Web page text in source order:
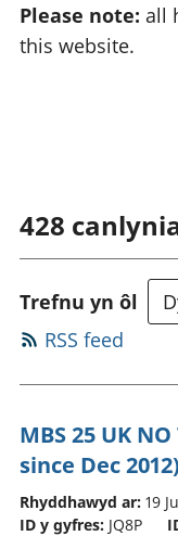
Please note: all
this website.
428
Trefnu yn ôl
RSS feed
MBS 25 UK
since Dec 2012)
Rhyddhawyd ar: 19
ID y gyfres: JQ8P